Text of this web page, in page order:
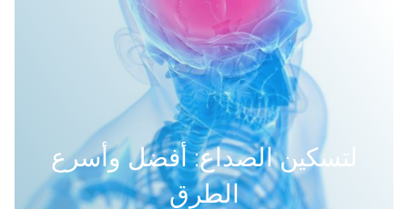
لتسكين الصداع: أفضل وأسرع
الطرق